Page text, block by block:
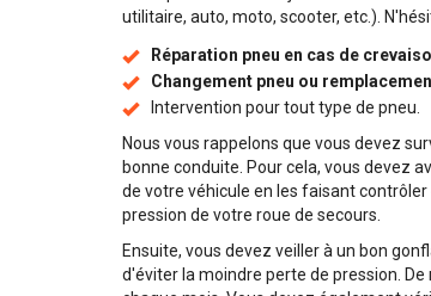
utilitaire, auto, moto, scooter, etc.).
Réparation pneu en cas de
Changement pneu ou remplacemen
Intervention pour tout type de pneu.
Nous vous rappelons que vous devez
bonne conduite. Pour cela, vous devez
de votre véhicule en les faisant
pression de votre roue de secours.
Ensuite, vous devez veiller à un bon
d'éviter la moindre perte de pression.